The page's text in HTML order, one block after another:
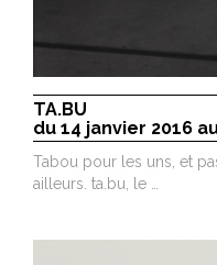
TA.BU
du 14 janvier 2016
Tabou pour les uns, et
ailleurs. ta.bu, le …